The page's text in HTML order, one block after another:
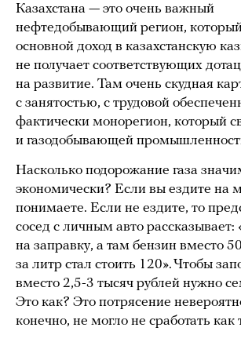
Казахстана — это очень важный
нефтедобывающий регион,
основной доход в казахстанскую
не получает соответствующих
на развитие. Там очень скудная
с занятостью, с трудовой
фактически монорегион, который
и газодобывающей
Насколько подорожание газа
экономически? Если вы ездите на
понимаете. Если не ездите, то
сосед с личным авто рассказывает:
на заправку, а там бензин вместо
за литр стал стоить 120». Чтобы
вместо 2,5-3 тысяч рублей нужно
Это как? Это потрясение
конечно, не могло не сработать как